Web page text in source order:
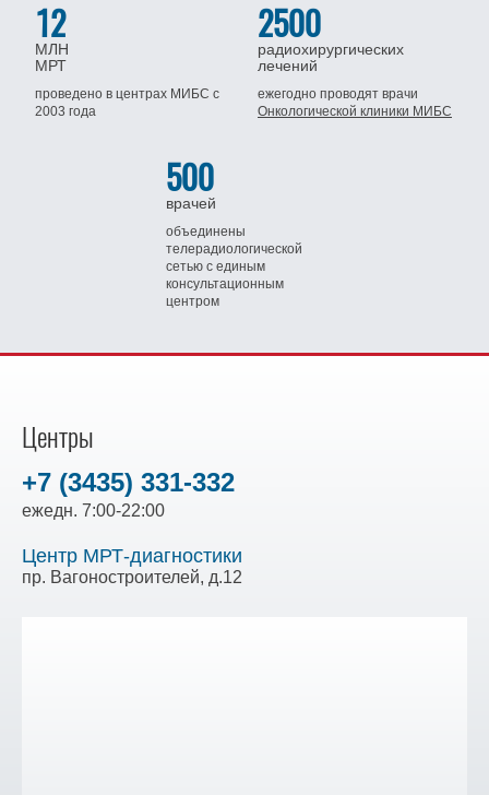
12
МЛН
МРТ
проведено в центрах МИБСс
2003 года
2500
радиохирургических
лечений
ежегодно проводят врачи
Онкологической клиники МИБС
500
врачей
объединены
телерадиологической
сетью с единым
консультационным
центром
Центры
+7 (3435) 331-332
ежедн. 7:00-22:00
Центр МРТ-диагностики
пр. Вагоностроителей, д.12